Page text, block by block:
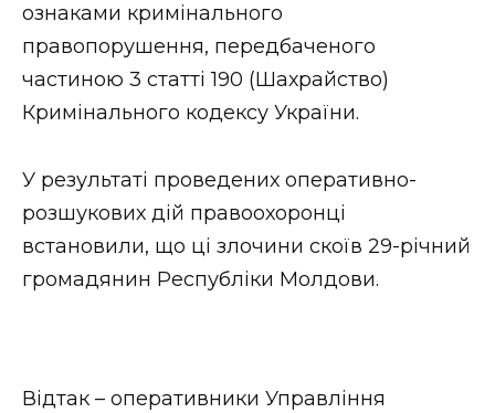
ознаками кримінального
правопорушення, передбаченого
частиною 3 статті 190 (Шахрайство)
Кримінального кодексу України.
У результаті проведених оперативно-
розшукових дій правоохоронці
встановили, що ці злочини скоїв 29-річний
громадянин Республіки Молдови.
Відтак – оперативники Управління